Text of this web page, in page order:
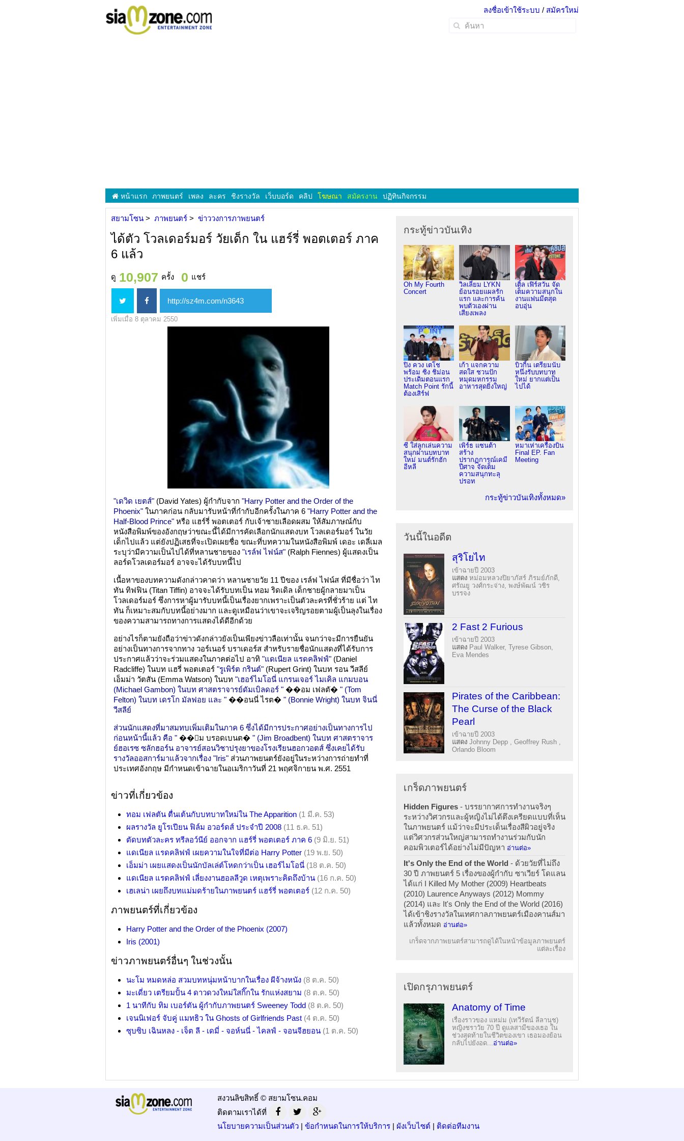
ลงชื่อเข้าใช้ระบบ / สมัครใหม่
หน้าแรก ภาพยนตร์ เพลง ละคร ชิงรางวัล เว็บบอร์ด คลิป โฆษณา สมัครงาน ปฏิทินกิจกรรม
สยามโซน ภาพยนตร์ ข่าววงการภาพยนตร์
ได้ตัว โวลเดอร์มอร์ วัยเด็ก ใน แฮร์รี่ พอตเตอร์ ภาค
6 แล้ว
ดู 10,907 ครั้ง 0 แชร์
เพิ่มเมื่อ 8 ตุลาคม 2550
"เดวิด เยตส์" (David Yates) ผู้กำกับจาก "Harry Potter and the Order of the
Phoenix" ในภาคก่อน กลับมารับหน้าที่กำกับอีกครั้งในภาค 6 "Harry Potter and the
Half-Blood Prince" หรือ แฮร์รี่ พอตเตอร์ กับเจ้าชายเลือดผสม ให้สัมภาษณ์กับ
หนังสือพิมพ์ของอังกฤษว่าขณะนี้ได้มีการคัดเลือกนักแสดงบท โวลเดอร์มอร์ ในวัย
เด็กไปแล้ว แต่ยังปฏิเสธที่จะเปิดเผยชื่อ ขณะที่บทความในหนังสือพิมพ์ เดอะ เดลี่เมล
ระบุว่ามีความเป็นไปได้ที่หลานชายของ "เรล์ฟ ไฟน์ส" (Ralph Fiennes) ผู้แสดงเป็น
ลอร์ดโวลเดอร์มอร์ อาจจะได้รับบทนี้ไป
เนื้อหาของบทความดังกล่าวคาดว่า หลานชายวัย 11 ปีของ เรล์ฟ ไฟน์ส ที่มีชื่อว่า ไท
ทัน ทิฟฟิน (Titan Tiffin) อาจจะได้รับบทเป็น ทอม ริดเดิล เด็กชายผู้กลายมาเป็น
โวลเดอร์มอร์ ซึ่งการหาผู้มารับบทนี้เป็นเรื่องยากเพราะเป็นตัวละครที่ชั่วร้าย แต่ ไท
ทัน ก็เหมาะสมกับบทนี้อย่างมาก และดูเหมือนว่าเขาจะเจริญรอยตามผู้เป็นลุงในเรื่อง
ของความสามารถทางการแสดงได้ดีอีกด้วย
อย่างไรก็ตามยังถือว่าข่าวดังกล่าวยังเป็นเพียงข่าวลือเท่านั้น จนกว่าจะมีการยืนยัน
อย่างเป็นทางการจากทาง วอร์เนอร์ บราเดอร์ส สำหรับรายชื่อนักแสดงที่ได้รับการ
ประกาศแล้วว่าจะร่วมแสดงในภาคต่อไป อาทิ "แดเนียล แรดคลิฟฟ์" (Daniel
Radcliffe) ในบท แฮรี่ พอตเตอร์ "รูเพิร์ต กรินต์" (Rupert Grint) ในบท รอน วีสลีย์
เอ็มม่า วัตสัน (Emma Watson) ในบท "เฮอร์ไมโอนี่ แกรนเจอร์ ไมเคิล แกมบอน
(Michael Gambon) ในบท ศาสตราจารย์ดัมเบิลดอร์ " ��อม เฟลตั� " (Tom
Felton) ในบท เดรโก มัลฟอย และ " ��อนนี่ ไรต� " (Bonnie Wright) ในบท จินนี่
วีสลีย์
ส่วนนักแสดงที่มาสมทบเพิ่มเติมในภาค 6 ซึ่งได้มีการประกาศอย่างเป็นทางการไป
ก่อนหน้านี้แล้ว คือ " ��ิม บรอดเบนต� " (Jim Broadbent) ในบท ศาสตราจาร
ย์ฮอเรซ ซลักฮอร์น อาจารย์สอนวิชาปรุงยาของโรงเรียนฮอกวอตส์ ซึ่งเคยได้รับ
รางวัลออสการ์มาแล้วจากเรื่อง "Iris" ส่วนภาพยนตร์ยังอยู่ในระหว่างการถ่ายทำที่
ประเทศอังกฤษ มีกำหนดเข้าฉายในอเมริกาวันที่ 21 พฤศจิกายน พ.ศ. 2551
ข่าวที่เกี่ยวข้อง
ทอม เฟลตัน ตื่นเต้นกับบทบาทใหม่ใน The Apparition (1 มี.ค. 53)
ผลรางวัล ยูโรเปียน ฟิล์ม อวอร์ดส์ ประจำปี 2008 (11 ธ.ค. 51)
ตัดบทตัวละคร ทรีลอว์นีย์ ออกจาก แฮร์รี่ พอตเตอร์ ภาค 6 (9 มิ.ย. 51)
แดเนียล แรดคลิฟฟ์ เผยความในใจที่มีต่อ Harry Potter (19 พ.ย. 50)
เอ็มม่า เผยแสดงเป็นนักบัลเล่ต์โหดกว่าเป็น เฮอร์ไมโอนี่ (18 ต.ค. 50)
แดเนียล แรดคลิฟฟ์ เลี่ยงงานฮอลลีวูด เหตุเพราะคิดถึงบ้าน (16 ก.ค. 50)
เฮเลน่า เผยถึงบทแม่มดร้ายในภาพยนตร์ แฮร์รี่ พอตเตอร์ (12 ก.ค. 50)
ภาพยนตร์ที่เกี่ยวข้อง
Harry Potter and the Order of the Phoenix (2007)
Iris (2001)
ข่าวภาพยนตร์อื่นๆ ในช่วงนั้น
นะโม หมดหล่อ สวมบทหนุ่มหน้าบากในเรื่อง ผีจ้างหนัง (8 ต.ค. 50)
มะเดี่ยว เตรียมปั้น 4 ดาวดวงใหม่ใสกิ๊กใน รักแห่งสยาม (8 ต.ค. 50)
1 นาทีกับ ทิม เบอร์ตัน ผู้กำกับภาพยนตร์ Sweeney Todd (8 ต.ค. 50)
เจนนิเฟอร์ จับคู่ แมทธิว ใน Ghosts of Girlfriends Past (4 ต.ค. 50)
ซุบซิบ เฉินหลง - เจ็ต ลี - เดมี่ - จอห์นนี่ - ไคลฟ์ - จอนจีฮยอน (1 ต.ค. 50)
กระทู้ข่าวบันเทิง
Oh My Fourth
Concert
วิลเลี่ยม LYKN
ย้อนรอยแผลรัก
แรก และการค้น
พบตัวเองผ่าน
เสียงเพลง
เติ้ล เฟิร์สวัน จัด
เต็มความสนุกใน
งานแฟนมีตสุด
อบอุ่น
ปิง ควง เตโช
พร้อม ซิง ชิม่อน
ประเดิมตอนแรก
Match Point รักนี้
ต้องเสิร์ฟ
เก้า แจกความ
สดใส ชวนปัก
หมุดมหกรรม
อาหารสุดยิ่งใหญ่
บิวกิ้น เตรียมนับ
หนึ่งรับบทบาท
ใหม่ ยากแต่เป็น
ไปได้
ซี ใส่ลูกเล่นความ
สนุกผ่านบทบาท
ใหม่ มนต์รักฮัก
อีหลี
เพิร์ธ แซนต้า
สร้าง
ปรากฏการณ์เคมี
ปีศาจ จัดเต็ม
ความสนุกทะลุ
ปรอท
หมาเห่าเครื่องบิน
Final EP. Fan
Meeting
กระทู้ข่าวบันเทิงทั้งหมด»
วันนี้ในอดีต
สุริโยไท
เข้าฉายปี 2003
แสดง หม่อมหลวงปิยาภัสร์ ภิรมย์ภักดี,
ศรัณยู วงศ์กระจ่าง, พงษ์พัฒน์ วชิร
บรรจง
2 Fast 2 Furious
เข้าฉายปี 2003
แสดง Paul Walker, Tyrese Gibson,
Eva Mendes
Pirates of the Caribbean:
The Curse of the Black
Pearl
เข้าฉายปี 2003
แสดง Johnny Depp , Geoffrey Rush ,
Orlando Bloom
เกร็ดภาพยนตร์
Hidden Figures- บรรยากาศการทำงานจริงๆ
ระหว่างวิศวกรและผู้หญิงไม่ได้ตึงเครียดแบบที่เห็น
ในภาพยนตร์ แม้ว่าจะมีประเด็นเรื่องสีผิวอยู่จริง
แต่วิศวกรส่วนใหญ่สามารถทำงานร่วมกับนัก
คอมพิวเตอร์ได้อย่างไม่มีปัญหา อ่านต่อ»
It's Only the End of the World - ด้วยวัยที่ไม่ถึง
30 ปี ภาพยนตร์ 5 เรื่องของผู้กำกับ ซาเวียร์ โดแลน
ได้แก่ I Killed My Mother (2009) Heartbeats
(2010) Laurence Anyways (2012) Mommy
(2014) และ It's Only the End of the World (2016)
ได้เข้าชิงรางวัลในเทศกาลภาพยนตร์เมืองคานส์มา
แล้วทั้งหมด อ่านต่อ»
เกร็ดจากภาพยนตร์สามารถดูได้ในหน้าข้อมูลภาพยนตร์
แต่ละเรื่อง
เปิดกรุภาพยนตร์
Anatomy of Time
เรื่องราวของ แหม่ม (เทวีรัตน์ ลีลานุช)
หญิงชราวัย 70 ปี ดูแลสามีของเธอ ใน
ช่วงสุดท้ายในชีวิตของเขา เธอมองย้อน
กลับไปยังอด... อ่านต่อ»
สงวนลิขสิทธิ์ © สยามโซน.คอม
ติดตามเราได้ที่
นโยบายความเป็นส่วนตัว | ข้อกำหนดในการให้บริการ | ผังเว็บไซต์ | ติดต่อทีมงาน